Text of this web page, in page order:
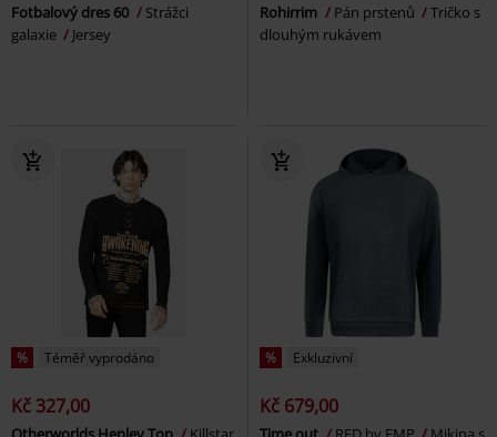
Fotbalový dres 60
Strážci
galaxie
Jersey
Rohirrim Pán prstenů
Tričko s
dlouhým rukávem
% Téměř vyprodáno
Kč 327,00
% Exkluzivní
Kč 679,00